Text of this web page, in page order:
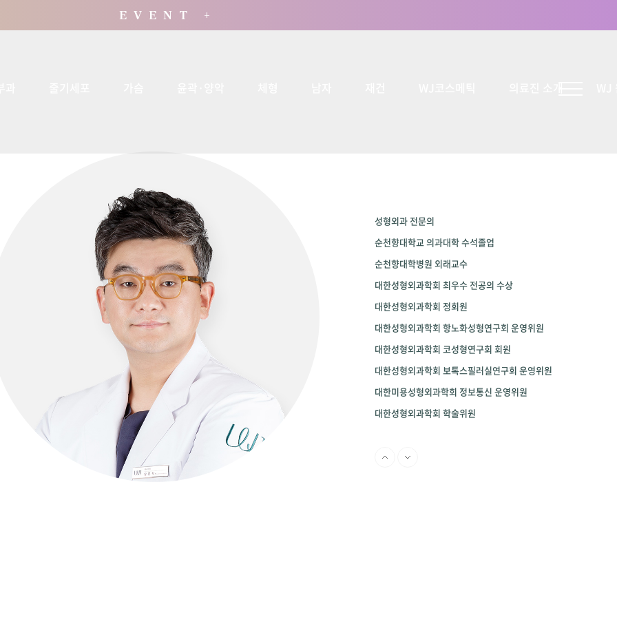
성형외과 전문의
순천향대학교 의과대학 수석졸업
순천향대학병원 외래교수
대한성형외과학회 최우수 전공의 수상
대한성형외과학회 정회원
대한성형외과학회 항노화성형연구회 운영위원
대한성형외과학회 코성형연구회 회원
대한성형외과학회 보톡스필러실연구회 운영위원
대한미용성형외과학회 정보통신 운영위원
대한성형외과학회 학술위원
대한성형외과의사회 정보통신위원
E V E N T +